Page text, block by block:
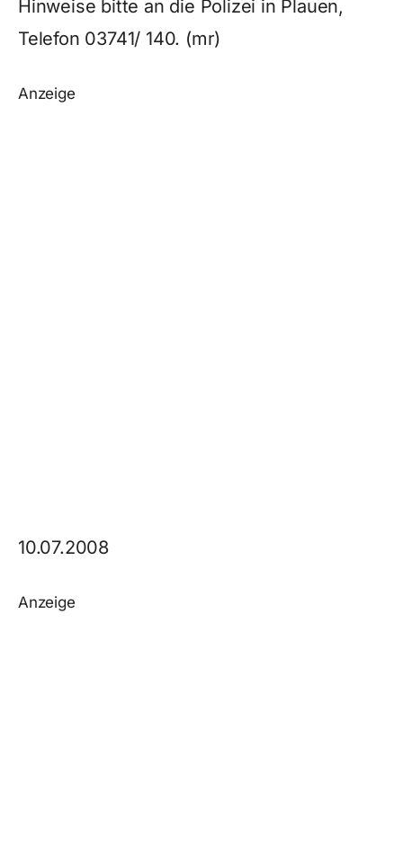
Hinweise bitte an die Polizei in Plauen,
Telefon 03741/ 140. (mr)
Anzeige
10.07.2008
Anzeige